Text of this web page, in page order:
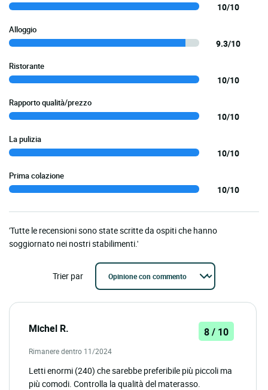
10/10
Alloggio
9.3/10
Ristorante
10/10
Rapporto qualità/prezzo
10/10
La pulizia
10/10
Prima colazione
10/10
'Tutte le recensioni sono state scritte da ospiti che hanno
soggiornato nei nostri stabilimenti.'
Trier par
Michel R. 8 / 10
Rimanere dentro 11/2024
Letti enormi (240) che sarebbe preferibile più piccoli ma
più comodi. Controlla la qualità del materasso.